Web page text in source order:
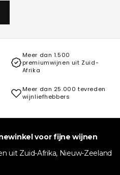
Meer dan 1.500
premiumwijnen uit Zuid-
Afrika
Meer dan 25.000 tevreden
wijnliefhebbers
voor fijne wijnen
uit Zuid-Afrika, Nieuw-Zeeland